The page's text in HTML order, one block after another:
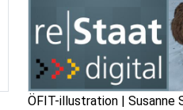
ÖFIT-illustration | Susanne